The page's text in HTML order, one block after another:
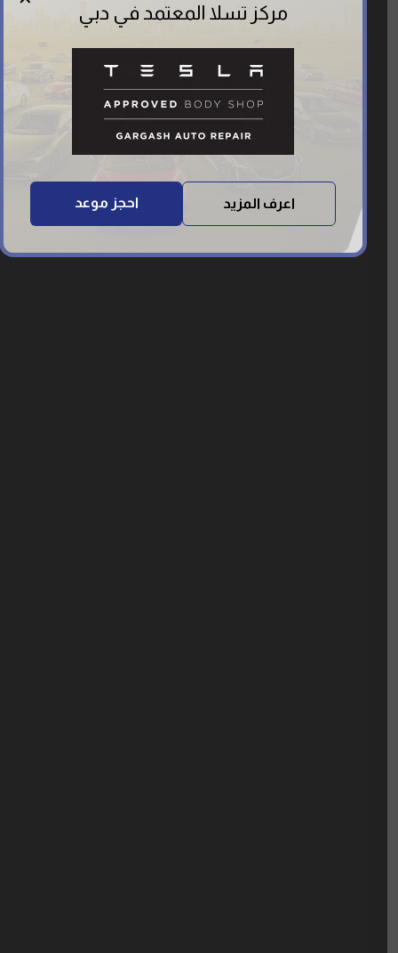
مركز تسلا المعتمد في دبي
احجز موعد اعرف المزيد